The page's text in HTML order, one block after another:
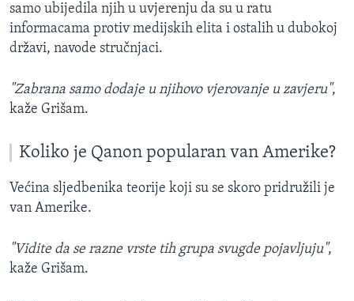
samo ubijedila njih u uvjerenju da su u ratu
informacama protiv medijskih elita i ostalih u dubokoj
državi, navode stručnjaci.
"Zabrana samo dodaje u njihovo vjerovanje u zavjeru",
kaže Grišam.
Koliko je Qanon popularan van Amerike?
Većina sljedbenika teorije koji su se skoro pridružili je
van Amerike.
"Vidite da se razne vrste tih grupa svugde pojavljuju",
kaže Grišam.